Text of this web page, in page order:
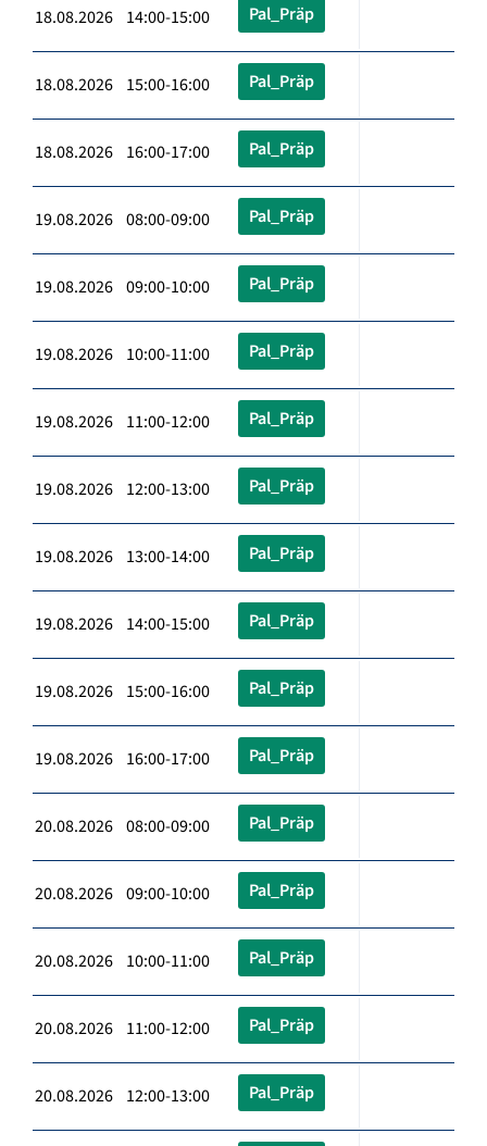
18.08.2026 14:00-15:00 Pal_Präp
18.08.2026 15:00-16:00 Pal_Präp
18.08.2026 16:00-17:00 Pal_Präp
19.08.2026 08:00-09:00 Pal_Präp
19.08.2026 09:00-10:00 Pal_Präp
19.08.2026 10:00-11:00 Pal_Präp
19.08.2026 11:00-12:00 Pal_Präp
19.08.2026 12:00-13:00 Pal_Präp
19.08.2026 13:00-14:00 Pal_Präp
19.08.2026 14:00-15:00 Pal_Präp
19.08.2026 15:00-16:00 Pal_Präp
19.08.2026 16:00-17:00 Pal_Präp
20.08.2026 08:00-09:00 Pal_Präp
20.08.2026 09:00-10:00 Pal_Präp
20.08.2026 10:00-11:00 Pal_Präp
20.08.2026 11:00-12:00 Pal_Präp
20.08.2026 12:00-13:00 Pal_Präp